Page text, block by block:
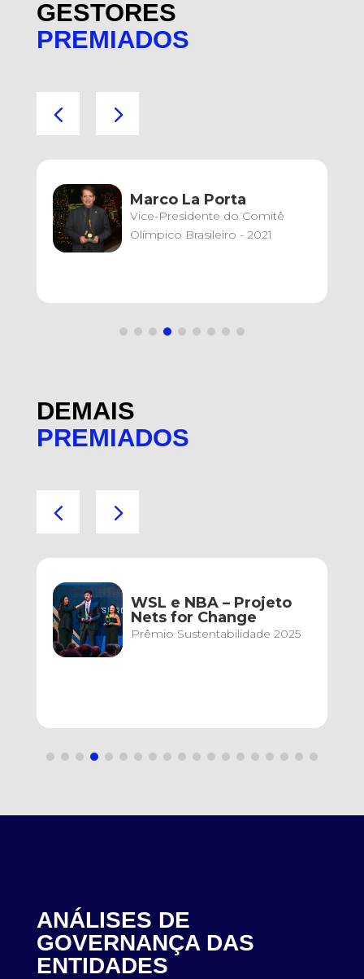
GESTORES
PREMIADOS
Marco La Porta
Vice-Presidente do Comitê
Olímpico Brasileiro - 2021
DEMAIS
PREMIADOS
WSL e NBA – Projeto
Nets for Change
Prêmio Sustentabilidade 2025
ANÁLISES DE
GOVERNANÇA DAS
ENTIDADES